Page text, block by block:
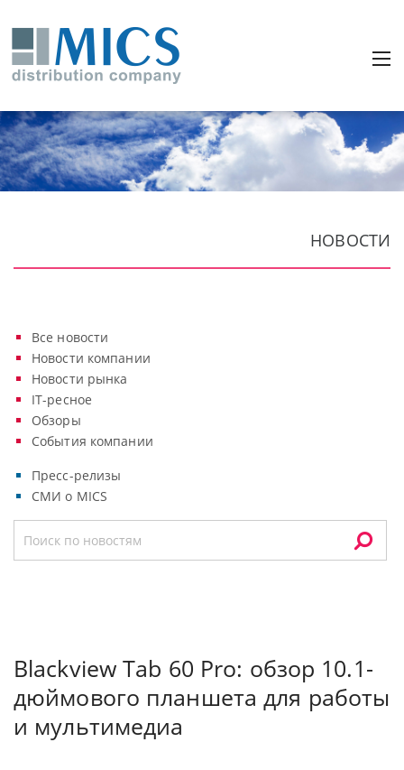
НОВОСТИ
Все новости
Новости компании
Новости рынка
IT-ресное
Обзоры
События компании
Пресс-релизы
СМИ о MICS
Blackview Tab 60 Pro: обзор 10.1-
дюймового планшета для работы
и мультимедиа